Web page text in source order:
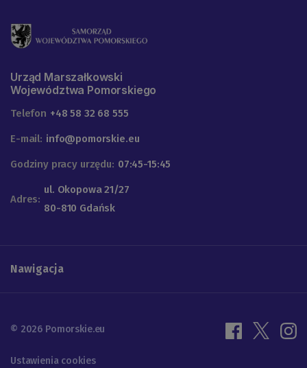
Urząd Marszałkowski
Województwa Pomorskiego
Telefon +48 58 32 68 555
E-mail: info@pomorskie.eu
Godziny pracy urzędu: 07:45-15:45
Adres:
ul. Okopowa 21/27
80-810 Gdańsk
Nawigacja
© 2026 Pomorskie.eu
Ustawienia cookies